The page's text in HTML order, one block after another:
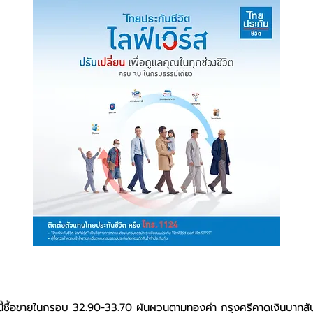
อขายในกรอบ 32.90-33.70 ผันผวนตามทองคำ กรุงศรีคาดเงินบาทสั